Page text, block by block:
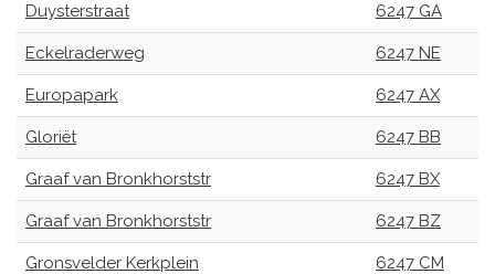
Duysterstraat 6247 GA
Eckelraderweg 6247 NE
Europapark 6247 AX
Gloriët 6247 BB
Graaf van Bronkhorststr 6247 BX
Graaf van Bronkhorststr 6247 BZ
Gronsvelder Kerkplein 6247 CM